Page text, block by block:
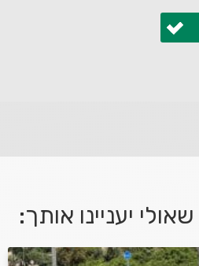
יעניינו אותך: